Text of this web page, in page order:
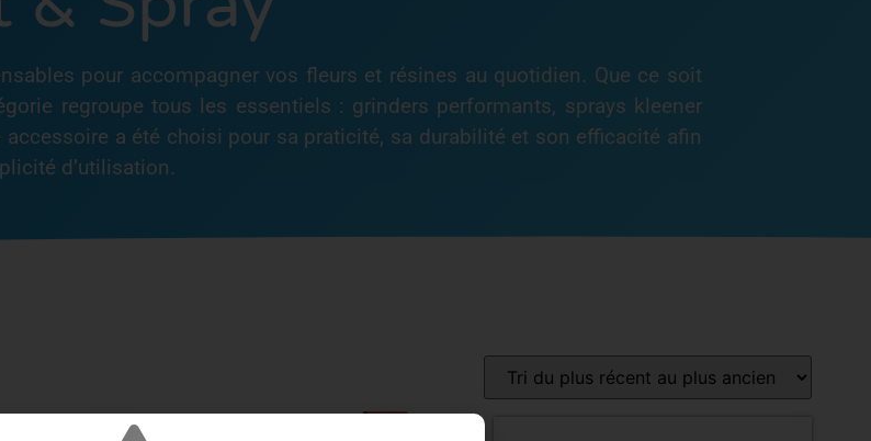
pour accompagner vos fleurs et résines au quotidien. Que ce soit
regroupe tous les essentiels : grinders performants, sprays kleener
a été choisi pour sa praticité, sa durabilité et son efficacité afin
d’utilisation.